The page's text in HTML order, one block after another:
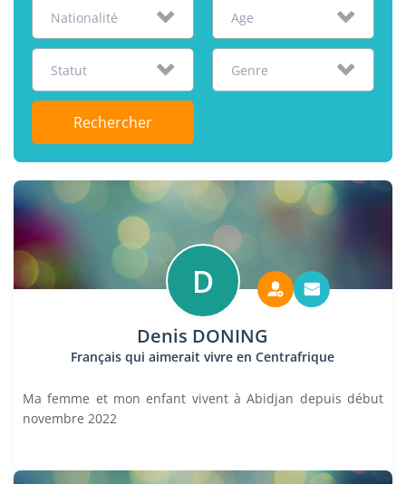
Nationalité Age
Statut Genre
Rechercher
D
Denis DONING
Français qui aimerait vivre en Centrafrique
Ma femme et mon enfant vivent à Abidjan depuis début
novembre 2022